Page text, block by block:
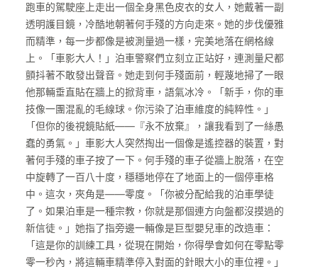
跑車的駕駛座上走出一個全身黑色皮衣的女人，她戴著一副
透明護目鏡，冷酷地朝著何手殘的方向走來。她的步伐優雅
而精準，每一步都像是被測量過一樣，完美地落在網格線
上。「車影大人！」泊車警察們立刻立正站好，連測量尺都
顫抖著不敢發出聲音。她走到何手殘面前，輕蔑地掃了一眼
他那輛垂直貼在牆上的掀背車，語氣冰冷。「新手，你的車
技像一團混亂的毛線球。你污染了泊車維度的純粹性。」
「但你的後視鏡貼紙——『永不放棄』，讓我看到了一絲愚
蠢的勇氣。」車影大人突然掏出一個像是遙控器的裝置，對
著何手殘的車子按了一下。何手殘的車子從牆上脫落，在空
中旋轉了一百八十度，穩穩地停在了地面上的一個停車格
中。這次，夾角是——零度。「你被分配給我的泊車學徒
了。如果泊車是一種宗教，你就是那個連方向盤都沒摸過的
新信徒。」她指了指旁邊一輛像是巨型嬰兒車的改造車：
「這是你的訓練工具，從現在開始，你得學會如何在零點零
零一秒內，將這輛車精準停入對面的針眼大小的車位裡。」